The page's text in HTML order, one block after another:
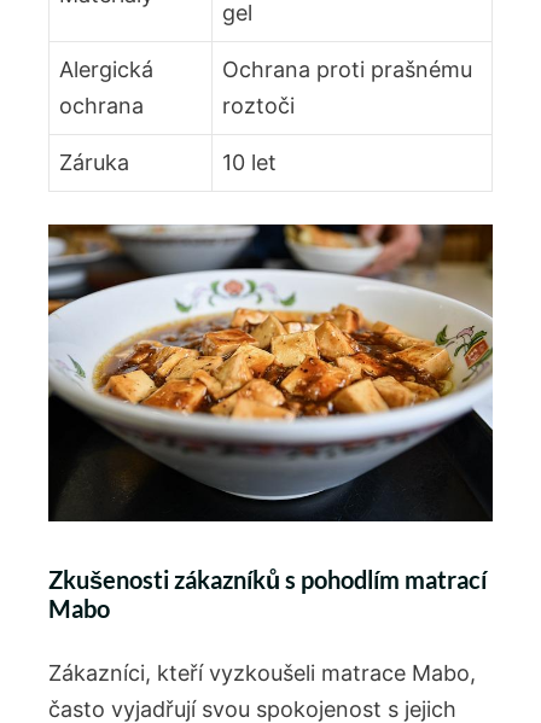
gel
Alergická
ochrana
Ochrana proti prašnému
roztoči
Záruka 10 let
Zkušenosti zákazníků s pohodlím matrací
Mabo
Zákazníci, kteří vyzkoušeli matrace Mabo,
často vyjadřují svou spokojenost s jejich